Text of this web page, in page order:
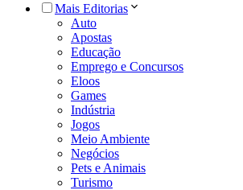
Mais Editorias
Auto
Apostas
Educação
Emprego e Concursos
Eloos
Games
Indústria
Jogos
Meio Ambiente
Negócios
Pets e Animais
Turismo